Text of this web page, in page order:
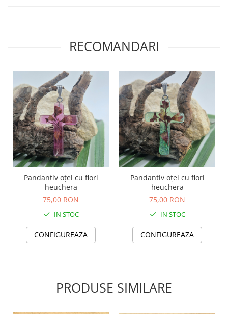
TOATE Produsele Zero WasteRECOMANDARI
Pandantiv oțel cu flori
heuchera
75,00 RON
IN STOC
CONFIGUREAZA
Pandantiv oțel cu flori
heuchera
75,00 RON
IN STOC
CONFIGUREAZA
PRODUSE SIMILARE